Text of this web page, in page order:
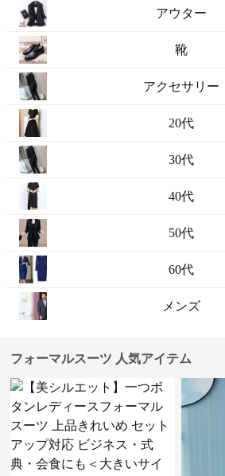
アウター
靴
アクセサリー
20代
30代
40代
50代
60代
メンズ
フォーマルスーツ 人気アイテム